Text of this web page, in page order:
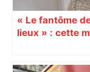
« Le fantôme
lieux » : cette